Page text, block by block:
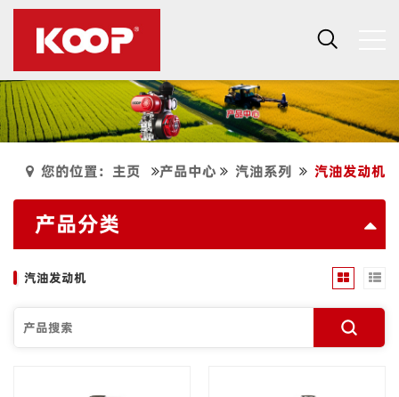
您的位置：主页 产品中心 汽油系列 汽油发动机
产品分类
汽油发动机